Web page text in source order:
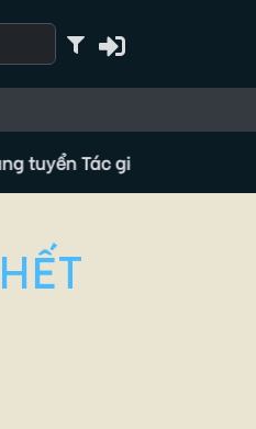
Tác giả, đăng ký ngay tại